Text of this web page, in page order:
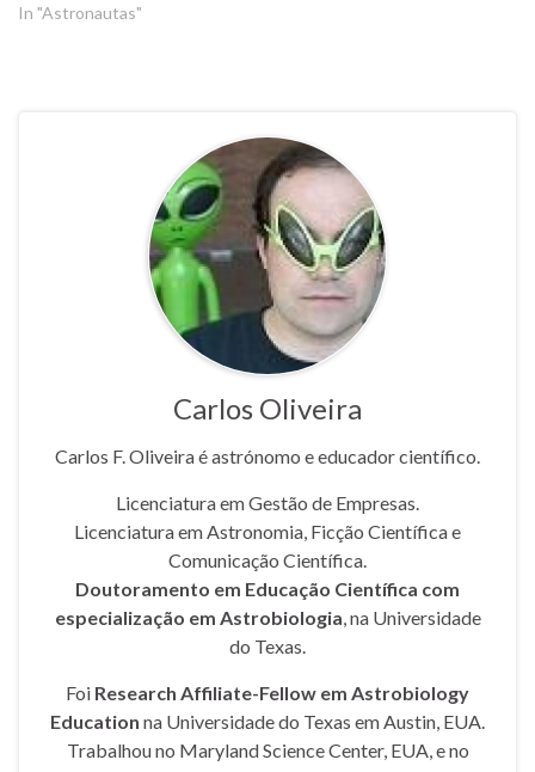
In "Astronautas"
Carlos Oliveira
Carlos F. Oliveira é astrónomo e educador científico.
Licenciatura em Gestão de Empresas.
Licenciatura em Astronomia, Ficção Científica e
Comunicação Científica.
Doutoramento em Educação Científica com
especialização em Astrobiologia, na Universidade
do Texas.
Foi Research Affiliate-Fellow em Astrobiology
Education na Universidade do Texas em Austin, EUA.
Trabalhou no Maryland Science Center, EUA, e no